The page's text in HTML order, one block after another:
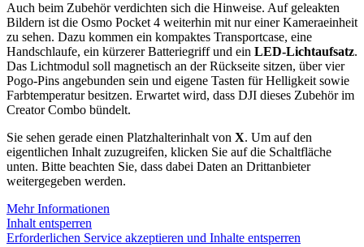
Auch beim Zubehör verdichten sich die Hinweise. Auf geleakten
Bildern ist die Osmo Pocket 4 weiterhin mit nur einer Kameraeinheit
zu sehen. Dazu kommen ein kompaktes Transportcase, eine
Handschlaufe, ein kürzerer Batteriegriff und ein LED-Lichtaufsatz.
Das Lichtmodul soll magnetisch an der Rückseite sitzen, über vier
Pogo-Pins angebunden sein und eigene Tasten für Helligkeit sowie
Farbtemperatur besitzen. Erwartet wird, dass DJI dieses Zubehör im
Creator Combo bündelt.
Sie sehen gerade einen Platzhalterinhalt von X. Um auf den
eigentlichen Inhalt zuzugreifen, klicken Sie auf die Schaltfläche
unten. Bitte beachten Sie, dass dabei Daten an Drittanbieter
weitergegeben werden.
Mehr Informationen
Inhalt entsperren
Erforderlichen Service akzeptieren und Inhalte entsperren